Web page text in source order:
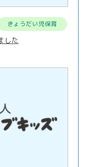
きょうだい児保育
した